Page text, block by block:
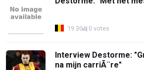
19:30 0 votes
Interview Destorme:
na mijn carriÃ¨re"